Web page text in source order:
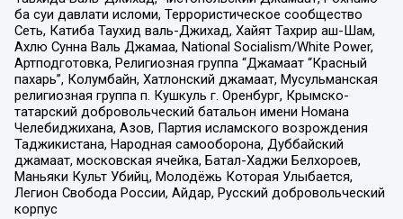
ба суи давлати исломи, Террористическое сообщество
Сеть, Катиба Таухид валь-Джихад, Хайят Тахрир аш-Шам,
Ахлю Сунна Валь Джамаа, National Socialism/White Power,
Артподготовка, Религиозная группа “Джамаат “Красный
пахарь”, Колумбайн, Хатлонский джамаат, Мусульманская
религиозная группа п. Кушкуль г. Оренбург, Крымско-
татарский добровольческий батальон имени Номана
Челебиджихана, Азов, Партия исламского возрождения
Таджикистана, Народная самооборона, Дуббайский
джамаат, московская ячейка, Батал-Хаджи Белхороев,
Маньяки Культ Убийц, Молодёжь Которая Улыбается,
Легион Свобода России, Айдар, Русский добровольческий
корпус